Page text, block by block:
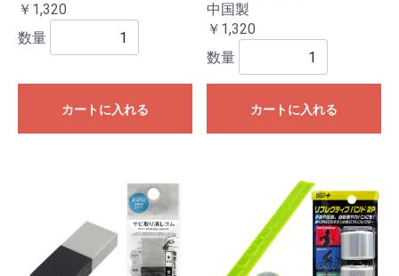
￥1,320
数量
カートに入れる
中国製
￥1,320
数量
カートに入れる